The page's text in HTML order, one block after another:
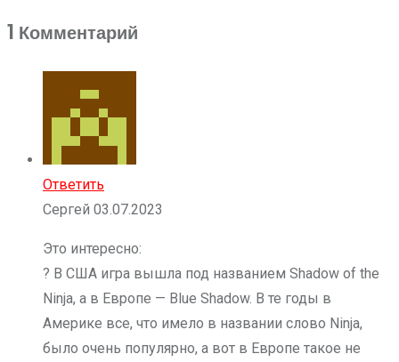
1 Комментарий
Ответить
Сергей 03.07.2023
Это интересно:
? В США игра вышла под названием Shadow of the
Ninja, а в Европе — Blue Shadow. В те годы в
Америке все, что имело в названии слово Ninja,
было очень популярно, а вот в Европе такое не